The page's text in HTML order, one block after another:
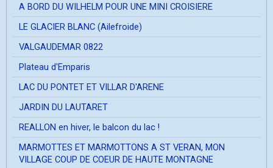
A BORD DU WILHELM POUR UNE MINI CROISIERE
LE GLACIER BLANC (Ailefroide)
VALGAUDEMAR 0822
Plateau d'Emparis
LAC DU PONTET ET VILLAR D'ARENE
JARDIN DU LAUTARET
REALLON en hiver, le balcon du lac !
MARMOTTES ET MARMOTTONS A ST VERAN, MON
VILLAGE COUP DE COEUR DE HAUTE MONTAGNE